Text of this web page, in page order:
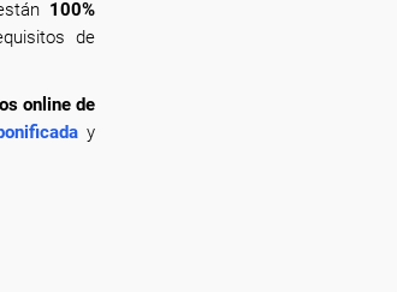
100%
de
online de
y